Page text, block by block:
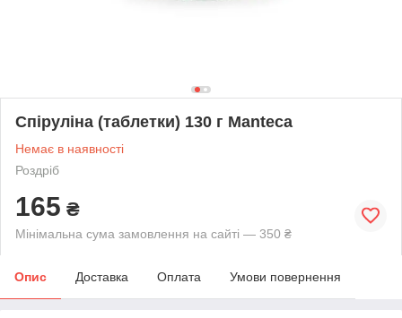
Спіруліна (таблетки) 130 г Manteca
Немає в наявності
Роздріб
165 ₴
Мінімальна сума замовлення на сайті — 350 ₴
Опис Доставка Оплата Умови повернення